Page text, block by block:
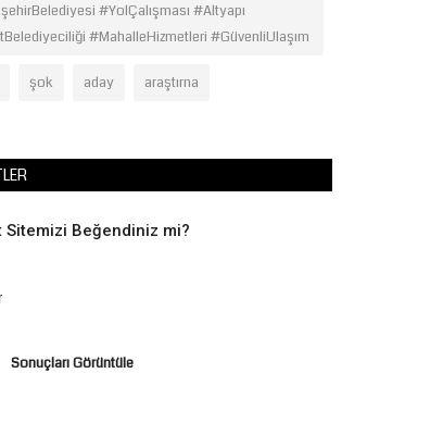
#YolÇalışması #Altyapı
#MahalleHizmetleri #GüvenliUlaşım
şok aday araştırna
Sitemizi Beğendiniz mi?
Sonuçları Görüntüle